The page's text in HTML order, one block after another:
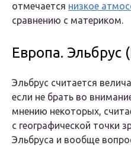
отмечается низкое
сравнению с материком.
Европа. Эльбрус
Эльбрус считается
если не брать во
мнению некоторых,
с географической точки
Эльбруса и вообще